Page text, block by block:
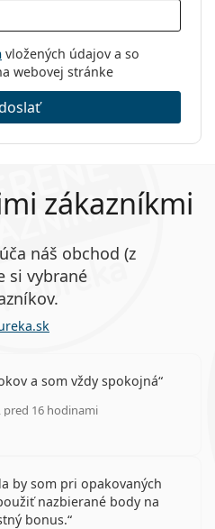
vložených údajov a so
webovej stránke
zákazníkmi
náš obchod (z
si vybrané
a som vždy spokojná
pred 16 hodinami
5 z 5
by som pri opakovaných
nazbierané body na
bonus.